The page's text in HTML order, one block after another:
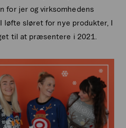
for jer og virksomhedens
løfte sløret for nye produkter, I
til at præsentere i 2021.